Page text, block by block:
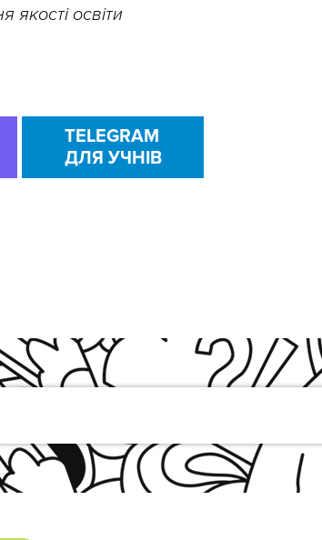
якості освіти
TELEGRAM
ДЛЯ УЧНІВ